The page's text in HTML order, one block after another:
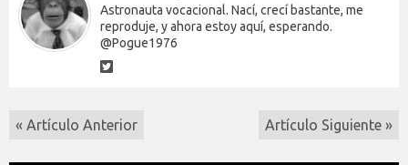
Astronauta vocacional. Nací, crecí bastante, me
reproduje, y ahora estoy aquí, esperando.
@Pogue1976
« Artículo Anterior Artículo Siguiente »